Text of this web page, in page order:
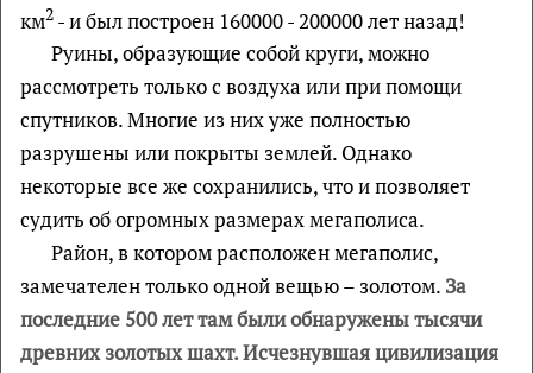
км2 - и был построен 160000 - 200000 лет назад!
Руины, образующие собой круги, можно
рассмотреть только с воздуха или при помощи
спутников. Многие из них уже полностью
разрушены или покрыты землей. Однако
некоторые все же сохранились, что и позволяет
судить об огромных размерах мегаполиса.
Район, в котором расположен мегаполис,
замечателен только одной вещью – золотом. За
последние 500 лет там были обнаружены тысячи
древних золотых шахт. Исчезнувшая цивилизация